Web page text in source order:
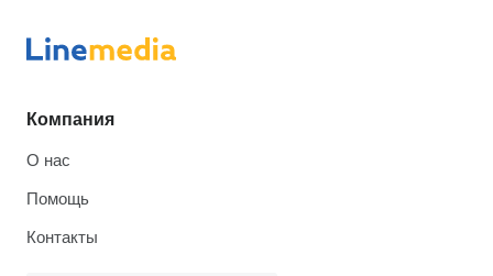
Компания
О нас
Помощь
Контакты